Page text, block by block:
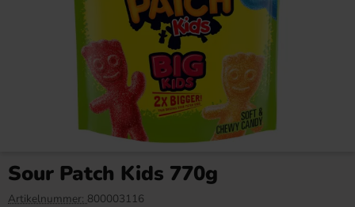
Sour Patch Kids 770g
Artikelnummer: 800003116